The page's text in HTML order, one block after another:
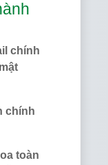
chính
chính
toàn